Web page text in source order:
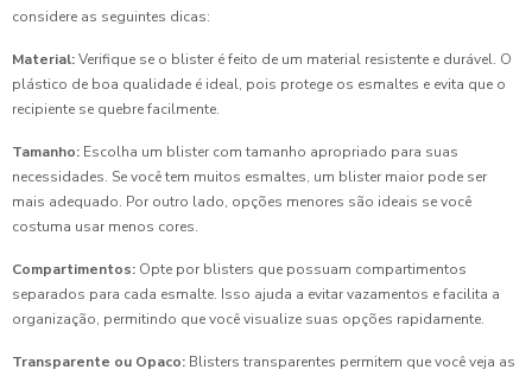
considere as seguintes dicas:
Material:Verifique se o blister é feito de um material resistente e durável. O
plástico de boa qualidade é ideal, pois protege os esmaltes e evita que o
recipiente se quebre facilmente.
Tamanho: Escolha um blister com tamanho apropriado para suas
necessidades. Se você tem muitos esmaltes, um blister maior pode ser
mais adequado. Por outro lado, opções menores são ideais se você
costuma usar menos cores.
Compartimentos: Opte por blisters que possuam compartimentos
separados para cada esmalte. Isso ajuda a evitar vazamentos e facilita a
organização, permitindo que você visualize suas opções rapidamente.
Transparente ou Opaco: Blisters transparentes permitem que você veja as